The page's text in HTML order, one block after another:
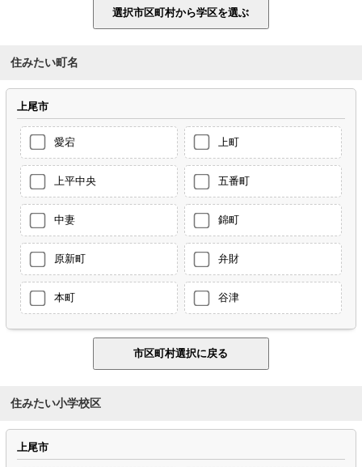
住みたい町名
上尾市
愛宕 上町
上平中央 五番町
中妻 錦町
原新町 弁財
本町 谷津
住みたい小学校区
上尾市